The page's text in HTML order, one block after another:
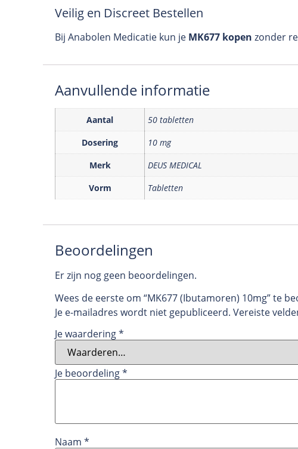
Veilig en Discreet Bestellen
Bij Anabolen Medicatie kun je MK677 kopen zonder
Aanvullende informatie
Aantal
50 tabletten
Dosering
10 mg
Merk
DEUS MEDICAL
Vorm
Tabletten
Beoordelingen
Er zijn nog geen beoordelingen.
Wees de eerste om “MK677 (Ibutamoren) 10mg” te
Je e-mailadres wordt niet gepubliceerd. Vereiste
Je waardering*
Je beoordeling*
Naam *